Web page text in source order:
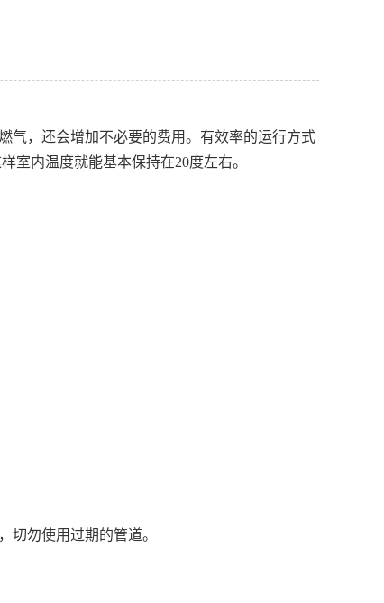
气，还会增加不必要的费用。有效率的运行方式
室内温度就能基本保持在20度左右。
切勿使用过期的管道。